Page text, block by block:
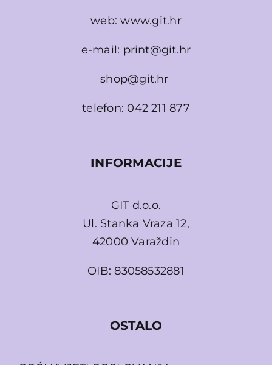
web:www.git.hr
e-mail: print@git.hr
shop@git.hr
telefon: 042 211 877
INFORMACIJE
GIT d.o.o.
Ul. Stanka Vraza 12,
42000 Varaždin
OIB: 83058532881
OSTALO